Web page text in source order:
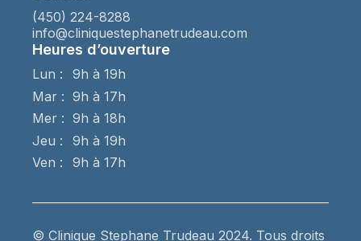
(450) 224-8288
info@cliniquestephanetrudeau.com
Heures d’ouverture
Lun :
9h à 19h
Mar : 9h à 17h
Mer : 9h à 18h
Jeu :
9h à 19h
Ven :
9h à 17h
© Clinique Stephane Trudeau 2024. Tous droits